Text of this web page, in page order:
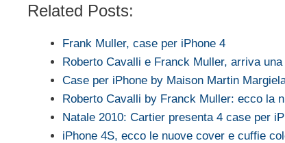
Related Posts:
Frank Muller, case per iPhone 4
Roberto Cavalli e Franck Muller, arriva
Case per iPhone by Maison Martin
Roberto Cavalli by Franck Muller: ecco la
Natale 2010: Cartier presenta 4 case per
iPhone 4S, ecco le nuove cover e cuffie